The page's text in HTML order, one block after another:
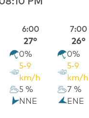
6:00
27°
0%
5-9
km/h
5 %
NNE
7:00
26°
0%
5-9
km/h
7 %
ENE